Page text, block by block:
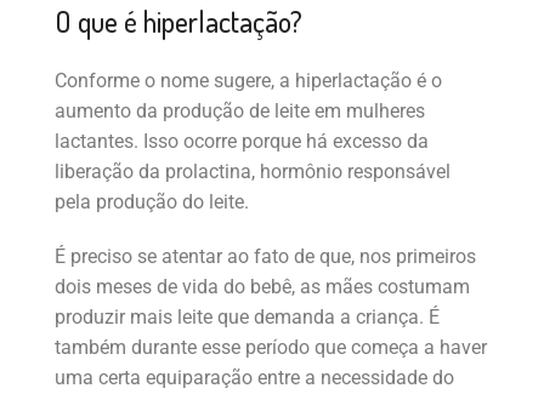
O que é hiperlactação?
Conforme o nome sugere, a hiperlactação é o
aumento da produção de leite em mulheres
lactantes. Isso ocorre porque há excesso da
liberação da prolactina, hormônio responsável
pela produção do leite.
É preciso se atentar ao fato de que, nos primeiros
dois meses de vida do bebê, as mães costumam
produzir mais leite que demanda a criança. É
também durante esse período que começa a haver
uma certa equiparação entre a necessidade do